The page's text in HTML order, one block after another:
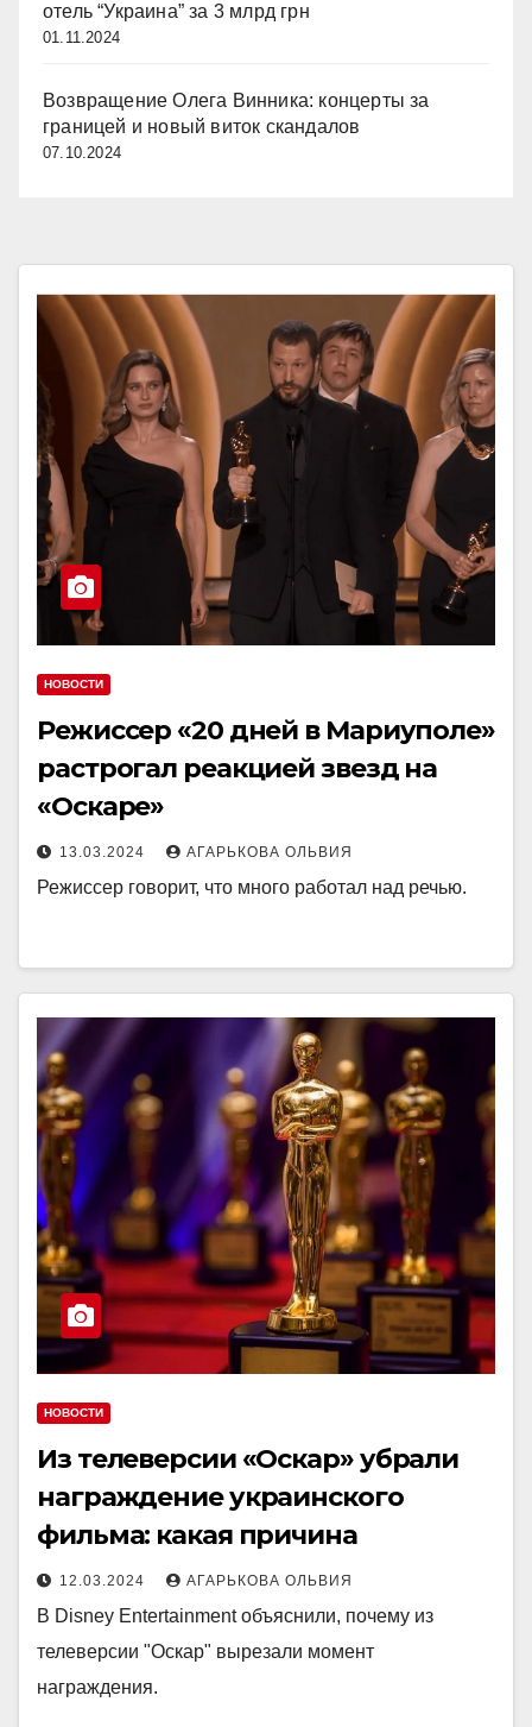
отель “Украина” за 3 млрд грн
01.11.2024
Возвращение Олега Винника: концерты за
границей и новый виток скандалов
07.10.2024
НОВОСТИ
Режиссер «20 дней в Мариуполе»
растрогал реакцией звезд на
«Оскаре»
13.03.2024 АГАРЬКОВА ОЛЬВИЯ
Режиссер говорит, что много работал над речью.
НОВОСТИ
Из телеверсии «Оскар» убрали
награждение украинского
фильма: какая причина
12.03.2024 АГАРЬКОВА ОЛЬВИЯ
В Disney Entertainment объяснили, почему из
телеверсии "Оскар" вырезали момент
награждения.